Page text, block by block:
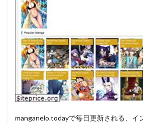
manganelo.todayで毎日更新される、イ